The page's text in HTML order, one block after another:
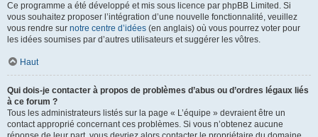
Ce programme a été développé et mis sous licence par phpBB Limited. Si
vous souhaitez proposer l’intégration d’une nouvelle fonctionnalité, veuillez
vous rendre sur notre centre d’idées (en anglais) où vous pourrez voter pour
les idées soumises par d’autres utilisateurs et suggérer les vôtres.
Haut
Qui dois-je contacter à propos de problèmes d’abus ou d’ordres légaux liés
à ce forum ?
Tous les administrateurs listés sur la page « L’équipe » devraient être un
contact approprié concernant ces problèmes. Si vous n’obtenez aucune